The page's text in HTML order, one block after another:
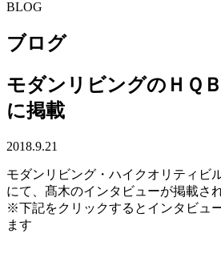
BLOG
ブログ
モダンリビングのＨＱ
に掲載
2018.9.21
モダンリビング・ハイクオリティビ
にて、髙木のインタビューが掲載さ
※下記をクリックするとインタビュ
ます